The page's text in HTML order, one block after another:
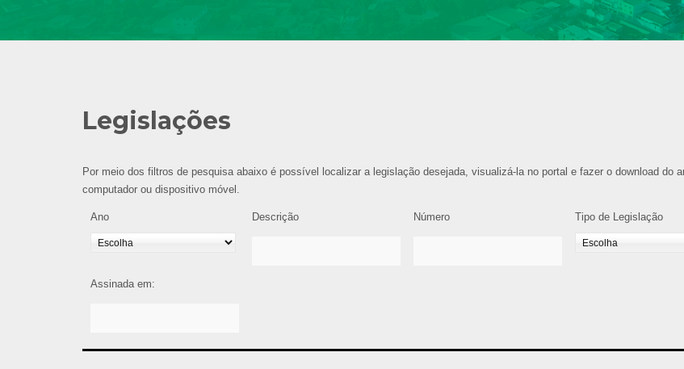
Legislações
Por meio dos filtros de pesquisa abaixo é possível localizar a legislação desejada, visualizá-la no portal e fazer o download do
computador ou dispositivo móvel.
Ano Descrição Número Tipo de Legislação
Assinada em: